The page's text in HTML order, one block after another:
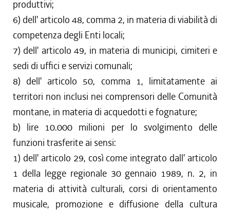
produttivi;
6) dell' articolo 48, comma 2, in materia di viabilità di
competenza degli Enti locali;
7) dell' articolo 49, in materia di municipi, cimiteri e
sedi di uffici e servizi comunali;
8) dell' articolo 50, comma 1, limitatamente ai
territori non inclusi nei comprensori delle Comunità
montane, in materia di acquedotti e fognature;
b) lire 10.000 milioni per lo svolgimento delle
funzioni trasferite ai sensi:
1) dell' articolo 29, così come integrato dall' articolo
1 della legge regionale 30 gennaio 1989, n. 2, in
materia di attività culturali, corsi di orientamento
musicale, promozione e diffusione della cultura